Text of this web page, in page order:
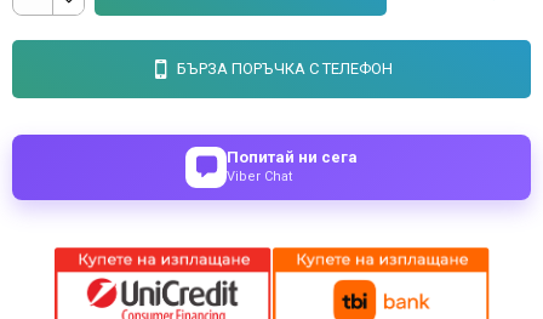
БЪРЗА ПОРЪЧКА С ТЕЛЕФОН
Попитай ни сега
Viber Chat